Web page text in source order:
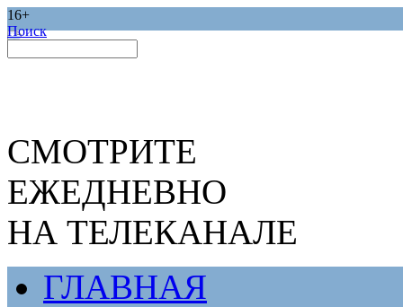
16+
Поиск
СМОТРИТЕ
ЕЖЕДНЕВНО
НА ТЕЛЕКАНАЛЕ
ГЛАВНАЯ